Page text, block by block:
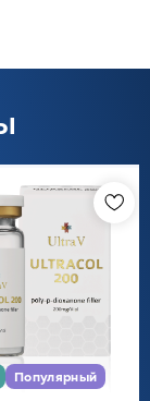
Популярный